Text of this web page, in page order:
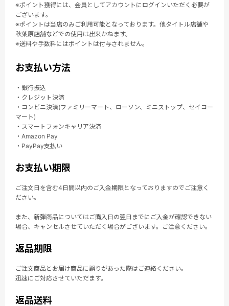
※ポイント獲得には、会員としてアカウントにログインいただく必要が
ございます。
※ポイントは当店のみご利用可能となっております。他タイトル店舗や
秋葉原店舗などでの使用は出来かねます。
※送料や手数料にはポイントは付与されません。
お支払い方法
・銀行振込
・クレジット決済
・コンビニ決済(ファミリーマート、ローソン、ミニストップ、セイコー
マート)
・スマートフォンキャリア決済
・Amazon Pay
・PayPay支払い
お支払い期限
ご注文日を含む4日間以内のご入金期限となっておりますのでご注意く
ださい。
また、新弾商品についてはご購入日の翌日までにご入金が確認できない
場合、キャンセルさせていただく場合がございます。ご注意ください。
返品期限
ご注文商品とお届け商品に誤りがあった際はご連絡ください。
迅速にご対応させていただます。
返品送料